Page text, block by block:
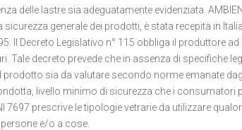
delle lastre sia adeguatamente evidenziata.
sicurezza generale dei prodotti, è stata recepita in
Il Decreto Legislativo n° 115 obbliga il produttore
Tale decreto prevede che in assenza di specifiche
prodotto sia da valutare secondo norme emanate
livello minimo di sicurezza che i
7697 prescrive le tipologie vetrarie da utilizzare
e/o a cose.